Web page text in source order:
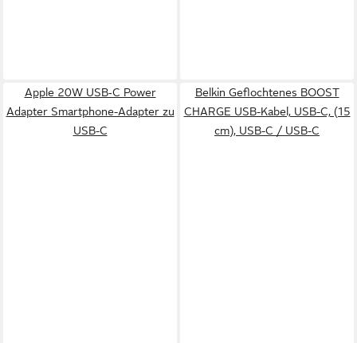
Apple 20W USB‑C Power
Adapter Smartphone-Adapter zu
USB-C
Belkin Geflochtenes BOOST
CHARGE USB-Kabel, USB-C, (15
cm), USB-C / USB-C